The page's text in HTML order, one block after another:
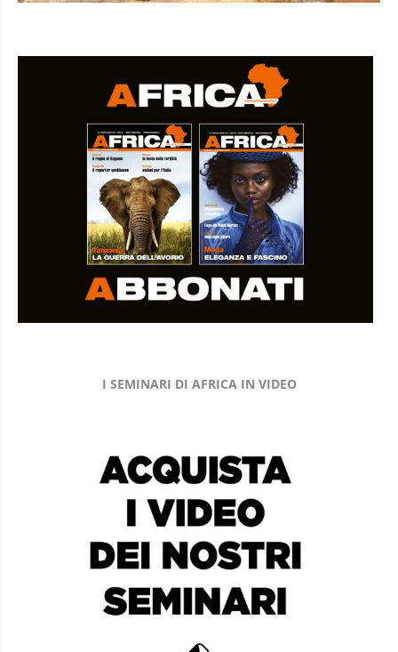
I SEMINARI DI AFRICA IN VIDEO